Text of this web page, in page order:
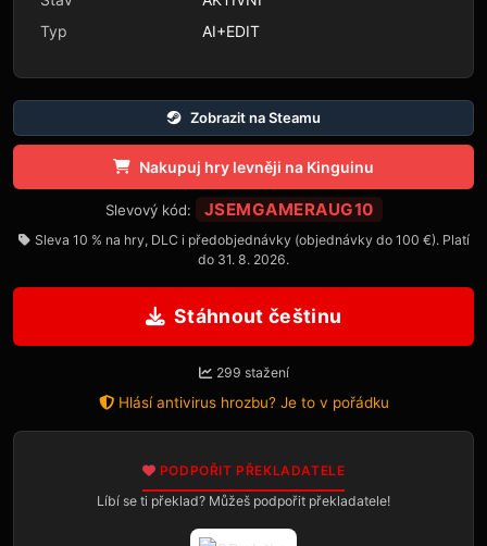
Typ
AI+EDIT
Zobrazit na Steamu
Nakupuj hry levněji na Kinguinu
Slevový kód: JSEMGAMERAUG10
Sleva 10 % na hry, DLC i předobjednávky (objednávky do 100 €). Platí
do 31. 8. 2026.
Stáhnout češtinu
299 stažení
Hlásí antivirus hrozbu? Je to v pořádku
PODPOŘIT PŘEKLADATELE
Líbí se ti překlad? Můžeš podpořit překladatele!